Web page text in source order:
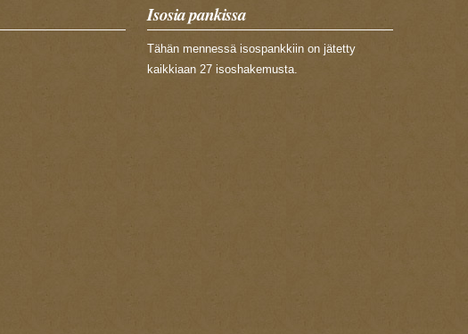
Isosia pankissa
Tähän mennessä isospankkiin on jätetty
kaikkiaan 27 isoshakemusta.